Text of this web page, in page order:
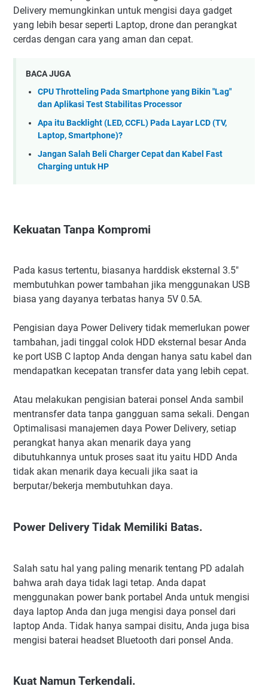
Delivery memungkinkan untuk mengisi daya gadget
yang lebih besar seperti Laptop, drone dan perangkat
cerdas dengan cara yang aman dan cepat.
BACA JUGA
CPU Throtteling Pada Smartphone yang Bikin "Lag"
dan Aplikasi Test Stabilitas Processor
Apa itu Backlight (LED, CCFL) Pada Layar LCD (TV,
Laptop, Smartphone)?
Jangan Salah Beli Charger Cepat dan Kabel Fast
Charging untuk HP
Kekuatan Tanpa Kompromi
Pada kasus tertentu, biasanya harddisk eksternal 3.5"
membutuhkan power tambahan jika menggunakan USB
biasa yang dayanya terbatas hanya 5V 0.5A.
Pengisian daya Power Delivery tidak memerlukan power
tambahan, jadi tinggal colok HDD eksternal besar Anda
ke port USB C laptop Anda dengan hanya satu kabel dan
mendapatkan kecepatan transfer data yang lebih cepat.
Atau melakukan pengisian baterai ponsel Anda sambil
mentransfer data tanpa gangguan sama sekali. Dengan
Optimalisasi manajemen daya Power Delivery, setiap
perangkat hanya akan menarik daya yang
dibutuhkannya untuk proses saat itu yaitu HDD Anda
tidak akan menarik daya kecuali jika saat ia
berputar/bekerja membutuhkan daya.
Power Delivery Tidak Memiliki Batas.
Salah satu hal yang paling menarik tentang PD adalah
bahwa arah daya tidak lagi tetap. Anda dapat
menggunakan power bank portabel Anda untuk mengisi
daya laptop Anda dan juga mengisi daya ponsel dari
laptop Anda. Tidak hanya sampai disitu, Anda juga bisa
mengisi baterai headset Bluetooth dari ponsel Anda.
Kuat Namun Terkendali.